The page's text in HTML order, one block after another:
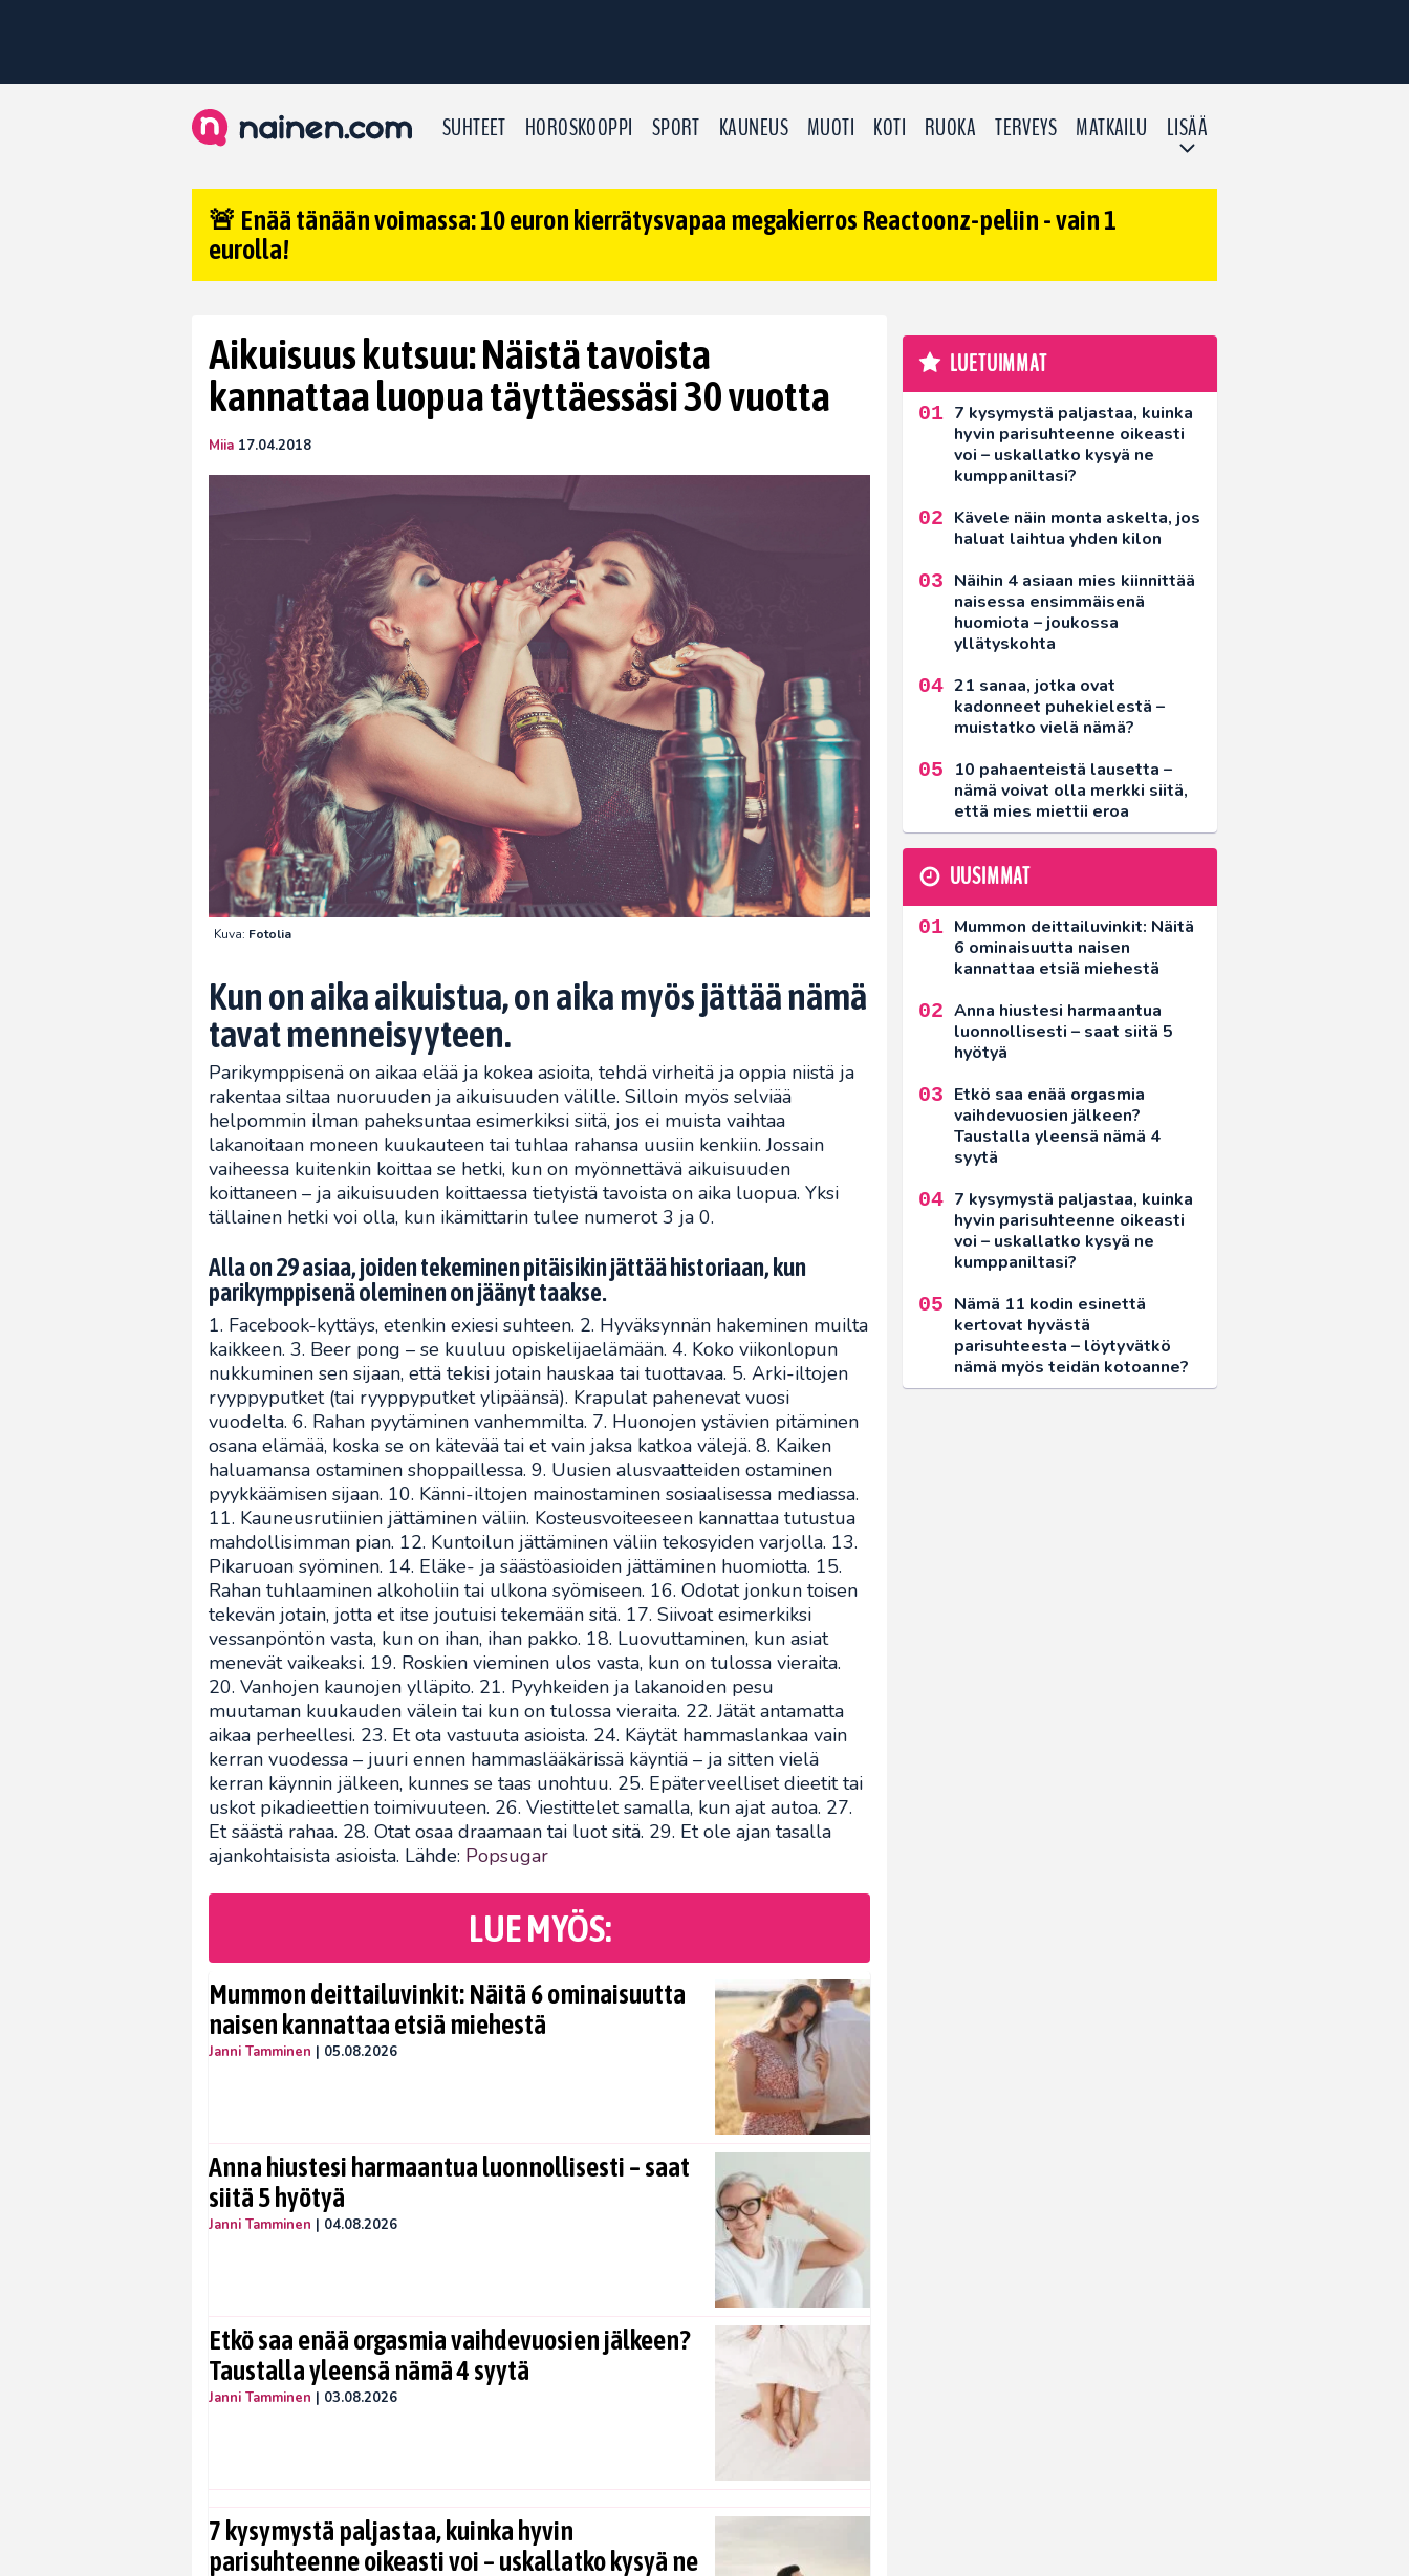
SUHTEET HOROSKOOPPI SPORT KAUNEUS MUOTI KOTI RUOKA TERVEYS MATKAILU LISÄÄ
🚨 Enää tänään voimassa: 10 euron kierrätysvapaa megakierros Reactoonz-peliin - vain 1
eurolla!
Aikuisuus kutsuu: Näistä tavoista
kannattaa luopua täyttäessäsi 30 vuotta
Miia 17.04.2018
Kuva: Fotolia
Kun on aika aikuistua, on aika myös jättää nämä
tavat menneisyyteen.
Parikymppisenä on aikaa elää ja kokea asioita, tehdä virheitä ja oppia niistä ja
rakentaa siltaa nuoruuden ja aikuisuuden välille. Silloin myös selviää
helpommin ilman paheksuntaa esimerkiksi siitä, jos ei muista vaihtaa
lakanoitaan moneen kuukauteen tai tuhlaa rahansa uusiin kenkiin. Jossain
vaiheessa kuitenkin koittaa se hetki, kun on myönnettävä aikuisuuden
koittaneen – ja aikuisuuden koittaessa tietyistä tavoista on aika luopua. Yksi
tällainen hetki voi olla, kun ikämittarin tulee numerot 3 ja 0.
Alla on 29 asiaa, joiden tekeminen pitäisikin jättää historiaan, kun
parikymppisenä oleminen on jäänyt taakse.
1. Facebook-kyttäys, etenkin exiesi suhteen. 2. Hyväksynnän hakeminen muilta
kaikkeen. 3. Beer pong – se kuuluu opiskelijaelämään. 4. Koko viikonlopun
nukkuminen sen sijaan, että tekisi jotain hauskaa tai tuottavaa. 5. Arki-iltojen
ryyppyputket (tai ryyppyputket ylipäänsä). Krapulat pahenevat vuosi
vuodelta. 6. Rahan pyytäminen vanhemmilta. 7. Huonojen ystävien pitäminen
osana elämää, koska se on kätevää tai et vain jaksa katkoa välejä. 8. Kaiken
haluamansa ostaminen shoppaillessa. 9. Uusien alusvaatteiden ostaminen
pyykkäämisen sijaan. 10. Känni-iltojen mainostaminen sosiaalisessa mediassa.
11. Kauneusrutiinien jättäminen väliin. Kosteusvoiteeseen kannattaa tutustua
mahdollisimman pian. 12. Kuntoilun jättäminen väliin tekosyiden varjolla. 13.
Pikaruoan syöminen. 14. Eläke- ja säästöasioiden jättäminen huomiotta. 15.
Rahan tuhlaaminen alkoholiin tai ulkona syömiseen. 16. Odotat jonkun toisen
tekevän jotain, jotta et itse joutuisi tekemään sitä. 17. Siivoat esimerkiksi
vessanpöntön vasta, kun on ihan, ihan pakko. 18. Luovuttaminen, kun asiat
menevät vaikeaksi. 19. Roskien vieminen ulos vasta, kun on tulossa vieraita.
20. Vanhojen kaunojen ylläpito. 21. Pyyhkeiden ja lakanoiden pesu
muutaman kuukauden välein tai kun on tulossa vieraita. 22. Jätät antamatta
aikaa perheellesi. 23. Et ota vastuuta asioista. 24. Käytät hammaslankaa vain
kerran vuodessa – juuri ennen hammaslääkärissä käyntiä – ja sitten vielä
kerran käynnin jälkeen, kunnes se taas unohtuu. 25. Epäterveelliset dieetit tai
uskot pikadieettien toimivuuteen. 26. Viestittelet samalla, kun ajat autoa. 27.
Et säästä rahaa. 28. Otat osaa draamaan tai luot sitä. 29. Et ole ajan tasalla
ajankohtaisista asioista. Lähde: Popsugar
LUE MYÖS:
Mummon deittailuvinkit: Näitä 6 ominaisuutta
naisen kannattaa etsiä miehestä
Janni Tamminen | 05.08.2026
Anna hiustesi harmaantua luonnollisesti – saat
siitä 5 hyötyä
Janni Tamminen | 04.08.2026
Etkö saa enää orgasmia vaihdevuosien jälkeen?
Taustalla yleensä nämä 4 syytä
Janni Tamminen | 03.08.2026
7 kysymystä paljastaa, kuinka hyvin
parisuhteenne oikeasti voi – uskallatko kysyä ne
LUETUIMMAT
7 kysymystä paljastaa, kuinka
hyvin parisuhteenne oikeasti
voi – uskallatko kysyä ne
kumppaniltasi?
Kävele näin monta askelta, jos
haluat laihtua yhden kilon
Näihin 4 asiaan mies kiinnittää
naisessa ensimmäisenä
huomiota – joukossa
yllätyskohta
21 sanaa, jotka ovat
kadonneet puhekielestä –
muistatko vielä nämä?
10 pahaenteistä lausetta –
nämä voivat olla merkki siitä,
että mies miettii eroa
UUSIMMAT
Mummon deittailuvinkit: Näitä
6 ominaisuutta naisen
kannattaa etsiä miehestä
Anna hiustesi harmaantua
luonnollisesti – saat siitä 5
hyötyä
Etkö saa enää orgasmia
vaihdevuosien jälkeen?
Taustalla yleensä nämä 4
syytä
7 kysymystä paljastaa, kuinka
hyvin parisuhteenne oikeasti
voi – uskallatko kysyä ne
kumppaniltasi?
Nämä 11 kodin esinettä
kertovat hyvästä
parisuhteesta – löytyvätkö
nämä myös teidän kotoanne?